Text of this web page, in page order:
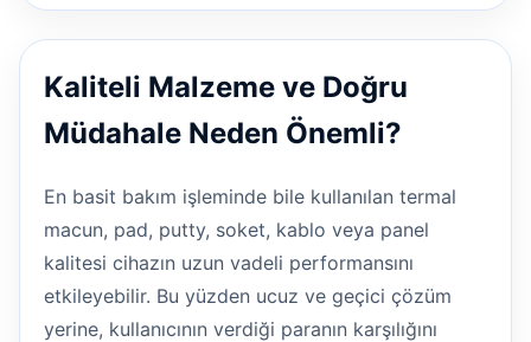
Kaliteli Malzeme ve Doğru
Müdahale Neden Önemli?
En basit bakım işleminde bile kullanılan termal
macun, pad, putty, soket, kablo veya panel
kalitesi cihazın uzun vadeli performansını
etkileyebilir. Bu yüzden ucuz ve geçici çözüm
yerine, kullanıcının verdiği paranın karşılığını